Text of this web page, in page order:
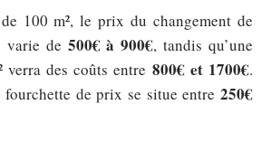
100 m², le prix du changement de
varie de 500€ à 900€, tandis qu’une
verra des coûts entre 800€ et 1700€.
de prix se situe entre 250€